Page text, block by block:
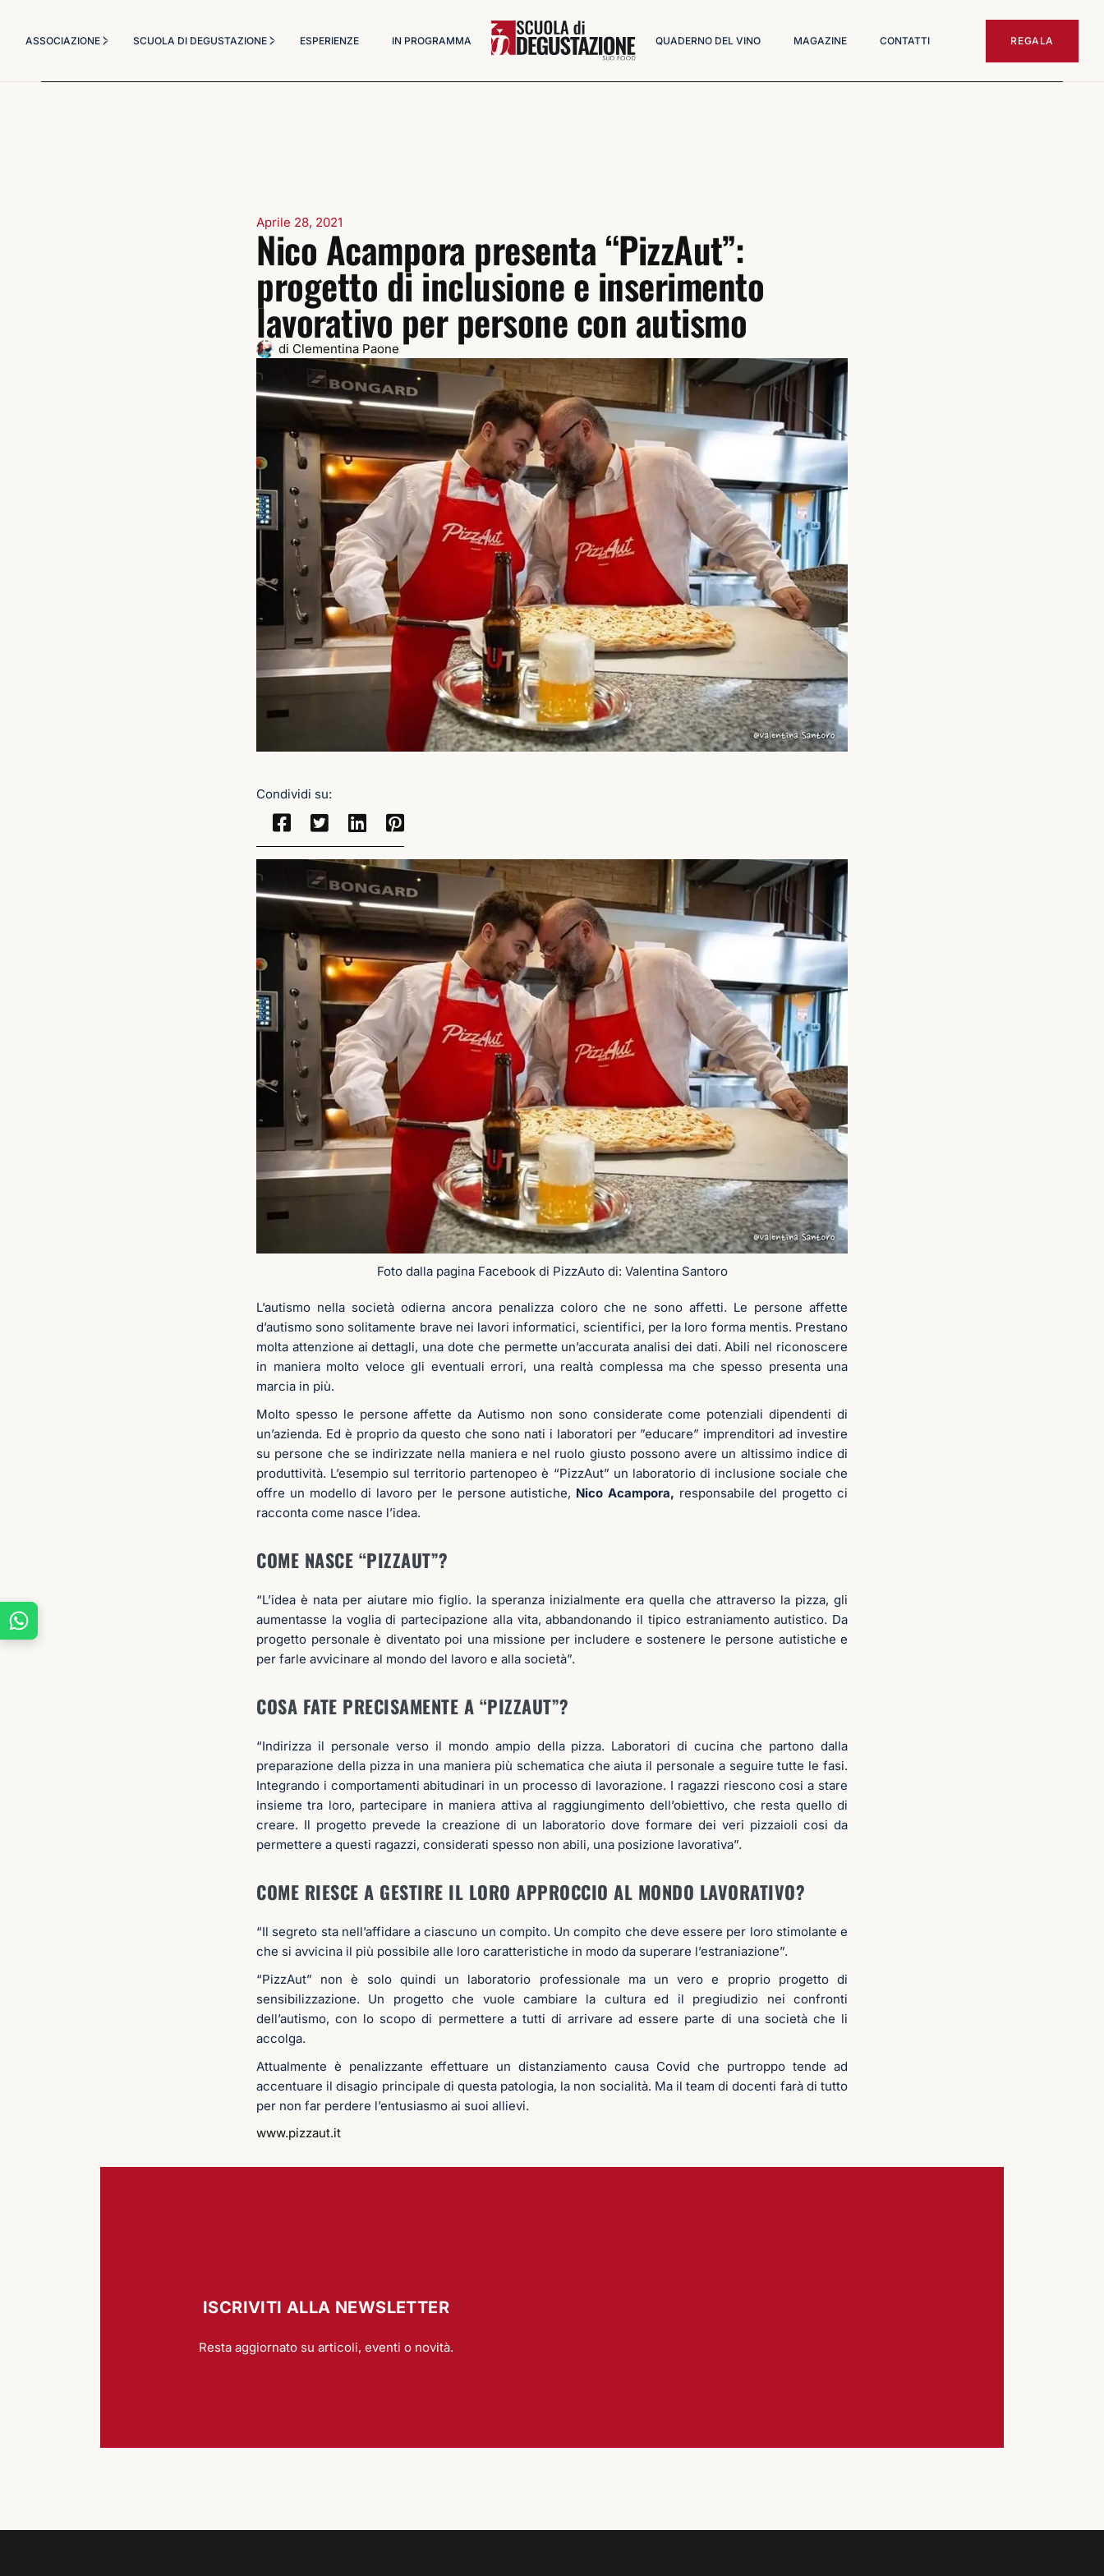
ASSOCIAZIONE SCUOLA DI DEGUSTAZIONE ESPERIENZE IN PROGRAMMA QUADERNO DEL VINO MAGAZINE CONTATTI REGALA
Aprile 28, 2021
Nico Acampora presenta “PizzAut”:
progetto di inclusione e inserimento
lavorativo per persone con autismo
di Clementina Paone
Condividi su:
Foto dalla pagina Facebook di PizzAuto di: Valentina Santoro
L’autismo nella società odierna ancora penalizza coloro che ne sono affetti. Le persone affette
d’autismo sono solitamente brave nei lavori informatici, scientifici, per la loro forma mentis. Prestano
molta attenzione ai dettagli, una dote che permette un’accurata analisi dei dati. Abili nel riconoscere
in maniera molto veloce gli eventuali errori, una realtà complessa ma che spesso presenta una
marcia in più.
Molto spesso le persone affette da Autismo non sono considerate come potenziali dipendenti di
un’azienda. Ed è proprio da questo che sono nati i laboratori per ”educare” imprenditori ad investire
su persone che se indirizzate nella maniera e nel ruolo giusto possono avere un altissimo indice di
produttività. L’esempio sul territorio partenopeo è “PizzAut” un laboratorio di inclusione sociale che
offre un modello di lavoro per le persone autistiche, Nico Acampora, responsabile del progetto ci
racconta come nasce l’idea.
COME NASCE “PIZZAUT”?
“L’idea è nata per aiutare mio figlio. la speranza inizialmente era quella che attraverso la pizza, gli
aumentasse la voglia di partecipazione alla vita, abbandonando il tipico estraniamento autistico. Da
progetto personale è diventato poi una missione per includere e sostenere le persone autistiche e
per farle avvicinare al mondo del lavoro e alla società”.
COSA FATE PRECISAMENTE A “PIZZAUT”?
“Indirizza il personale verso il mondo ampio della pizza. Laboratori di cucina che partono dalla
preparazione della pizza in una maniera più schematica che aiuta il personale a seguire tutte le fasi.
Integrando i comportamenti abitudinari in un processo di lavorazione. I ragazzi riescono cosi a stare
insieme tra loro, partecipare in maniera attiva al raggiungimento dell’obiettivo, che resta quello di
creare. Il progetto prevede la creazione di un laboratorio dove formare dei veri pizzaioli cosi da
permettere a questi ragazzi, considerati spesso non abili, una posizione lavorativa”.
COME RIESCE A GESTIRE IL LORO APPROCCIO AL MONDO LAVORATIVO?
“Il segreto sta nell’affidare a ciascuno un compito. Un compito che deve essere per loro stimolante e
che si avvicina il più possibile alle loro caratteristiche in modo da superare l’estraniazione”.
“PizzAut” non è solo quindi un laboratorio professionale ma un vero e proprio progetto di
sensibilizzazione. Un progetto che vuole cambiare la cultura ed il pregiudizio nei confronti
dell’autismo, con lo scopo di permettere a tutti di arrivare ad essere parte di una società che li
accolga.
Attualmente è penalizzante effettuare un distanziamento causa Covid che purtroppo tende ad
accentuare il disagio principale di questa patologia, la non socialità. Ma il team di docenti farà di tutto
per non far perdere l’entusiasmo ai suoi allievi.
www.pizzaut.it
ISCRIVITI ALLA NEWSLETTER
Resta aggiornato su articoli, eventi o novità.